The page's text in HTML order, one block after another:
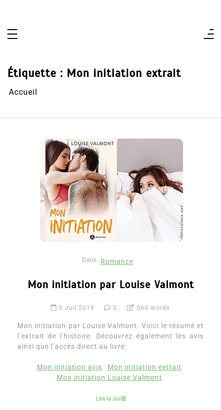
Étiquette : Mon initiation extrait
Accueil
Dans Romance
Mon initiation par Louise Valmont
5 Juil 2019 0 560 words
Mon initiation par Louise Valmont. Voici le résumé et
l’extrait de l’histoire. Découvrez également les avis
ainsi que l’accès direct au livre.
Mon initiation avis
Mon initiation extrait
Mon initiation Louise Valmont
Lire la suite